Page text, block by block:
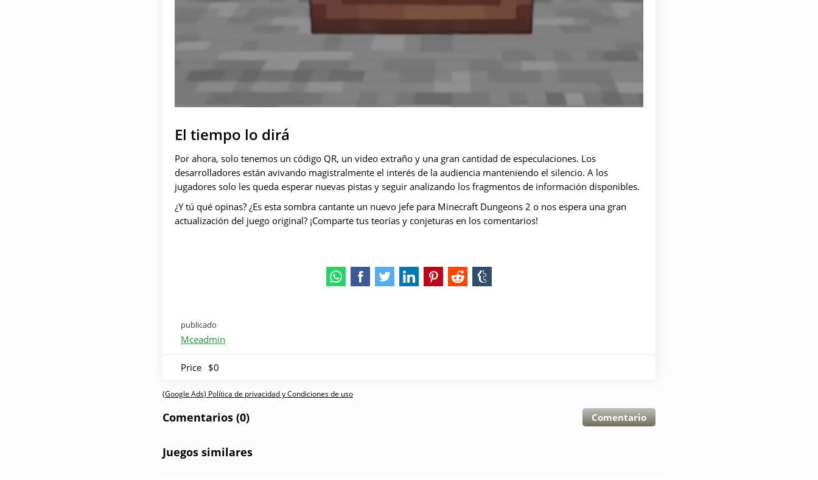
El tiempo lo dirá
Por ahora, solo tenemos un código QR, un video extraño y una gran cantidad de especulaciones. Los
desarrolladores están avivando magistralmente el interés de la audiencia manteniendo el silencio. A los
jugadores solo les queda esperar nuevas pistas y seguir analizando los fragmentos de información disponibles.
¿Y tú qué opinas? ¿Es esta sombra cantante un nuevo jefe para Minecraft Dungeons 2 o nos espera una gran
actualización del juego original? ¡Comparte tus teorías y conjeturas en los comentarios!
publicado
Mceadmin
Price $0
(Google Ads) Política de privacidad y Condiciones de uso
Comentarios (0) Comentario
Juegos similares